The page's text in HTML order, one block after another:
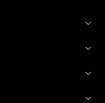



keyboard_arrow_down